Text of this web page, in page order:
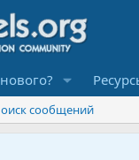
сообщений